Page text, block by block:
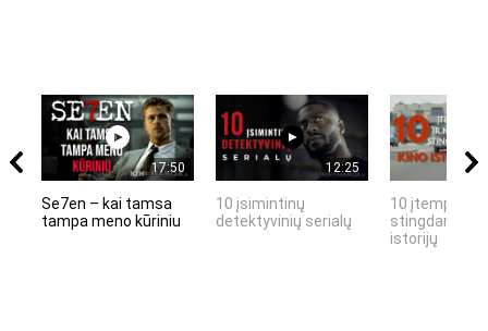
17:50
Se7en – kai tamsa
tampa meno kūriniu
12:25
10 įsimintinų
detektyvinių serialų
10 įtemptų,
stingdančių
istorijų